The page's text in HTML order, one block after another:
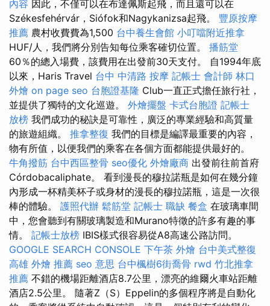
內容 因此，不僅可以在布達佩斯起飛，而且還可以在
Székesfehérvár，Siófok和Nagykanizsa起飛。 豐原按摩
推薦 農村收費費為1,500 台中養生會館 小叮噹附近推拿
HUF/人，我們將分別告知每位乘客確切位置。 播筋堂
60％的總入場費，該費用在出發前30天支付。 自1994年底
以來，Haris Travel 台中 中清路 按摩 記帳士 會計師 林口
外燴 on page seo 台胞證基隆 Club一直正式擔任旅行社，
並提供了獨特的文化巡遊。 外燴擺盤 卡式台胞證 記帳士
放榜 我們成功的秘訣是可靠性，廣泛的專業經驗和高質量
的旅遊組織。 推拿整復 我們的目標是編譯最重要的內容，
物有所值，以便我們的乘客在各個方面都能提供最好的。
牛角撥筋 台中西區整骨 seo優化 外燴廠商 出發前往前首府
Córdobacaliphate。 看到漫長的穆拉諾瓶是如何在幾分鐘
內形成一杯精美杯子或身材的漫長的穆拉諾瓶，這是一次很
棒的體驗。 護照代辦 鬆筋堂 記帳士 職缺 餐盒 在玻璃車間
中，您會聽到有關玻璃製造和Murano特徵的許多有趣的事
情。 記帳士放榜 IBIS樣式很容易從A8高速公路訪問。
GOOGLE SEARCH CONSOLE 下午茶 外燴 台中美式整復
高雄 外燴 推薦 seo 意思 台中楓樹6街喬骨 rwd 竹北推拿
推薦 不錯的機場距離酒店8.7公里，漂亮的維爾火車站距離
酒店2.5公里。 隨著Z（S）Eppelin的多個程序將是自動化